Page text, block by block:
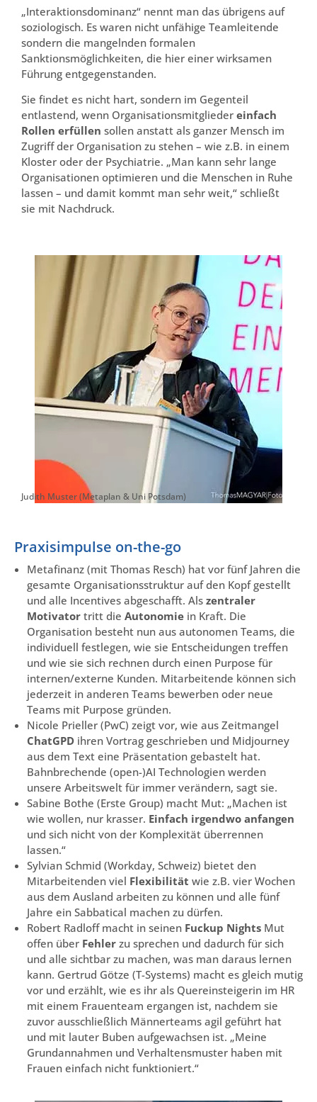
„Interaktionsdominanz“ nennt man das übrigens auf
soziologisch. Es waren nicht unfähige Teamleitende
sondern die mangelnden formalen
Sanktionsmöglichkeiten, die hier einer wirksamen
Führung entgegenstanden.
Sie findet es nicht hart, sondern im Gegenteil
entlastend, wenn Organisationsmitglieder einfach
Rollen erfüllen sollen anstatt als ganzer Mensch im
Zugriff der Organisation zu stehen – wie z.B. in einem
Kloster oder der Psychiatrie. „Man kann sehr lange
Organisationen optimieren und die Menschen in Ruhe
lassen – und damit kommt man sehr weit,“ schließt
sie mit Nachdruck.
Judith Muster (Metaplan & Uni Potsdam)
Praxisimpulse on-the-go
Metafinanz (mit Thomas Resch) hat vor fünf Jahren die
gesamte Organisationsstruktur auf den Kopf gestellt
und alle Incentives abgeschafft. Als zentraler
Motivator tritt die Autonomie in Kraft. Die
Organisation besteht nun aus autonomen Teams, die
individuell festlegen, wie sie Entscheidungen treffen
und wie sie sich rechnen durch einen Purpose für
internen/externe Kunden. Mitarbeitende können sich
jederzeit in anderen Teams bewerben oder neue
Teams mit Purpose gründen.
Nicole Prieller (PwC) zeigt vor, wie aus Zeitmangel
ChatGPD ihren Vortrag geschrieben und Midjourney
aus dem Text eine Präsentation gebastelt hat.
Bahnbrechende (open-)AI Technologien werden
unsere Arbeitswelt für immer verändern, sagt sie.
Sabine Bothe (Erste Group) macht Mut: „Machen ist
wie wollen, nur krasser. Einfach irgendwo anfangen
und sich nicht von der Komplexität überrennen
lassen.“
Sylvian Schmid (Workday, Schweiz) bietet den
Mitarbeitenden viel Flexibilität wie z.B. vier Wochen
aus dem Ausland arbeiten zu können und alle fünf
Jahre ein Sabbatical machen zu dürfen.
Robert Radloff macht in seinen Fuckup Nights Mut
offen über Fehler zu sprechen und dadurch für sich
und alle sichtbar zu machen, was man daraus lernen
kann. Gertrud Götze (T-Systems) macht es gleich mutig
vor und erzählt, wie es ihr als Quereinsteigerin im HR
mit einem Frauenteam ergangen ist, nachdem sie
zuvor ausschließlich Männerteams agil geführt hat
und mit lauter Buben aufgewachsen ist. „Meine
Grundannahmen und Verhaltensmuster haben mit
Frauen einfach nicht funktioniert.“